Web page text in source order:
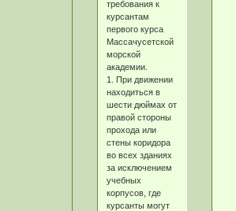
требования к
курсантам
первого курса
Массачусетской
морской
академии.
1. При движении
находиться в
шести дюймах от
правой стороны
прохода или
стены коридора
во всех зданиях
за исключением
учебных
корпусов, где
курсанты могут